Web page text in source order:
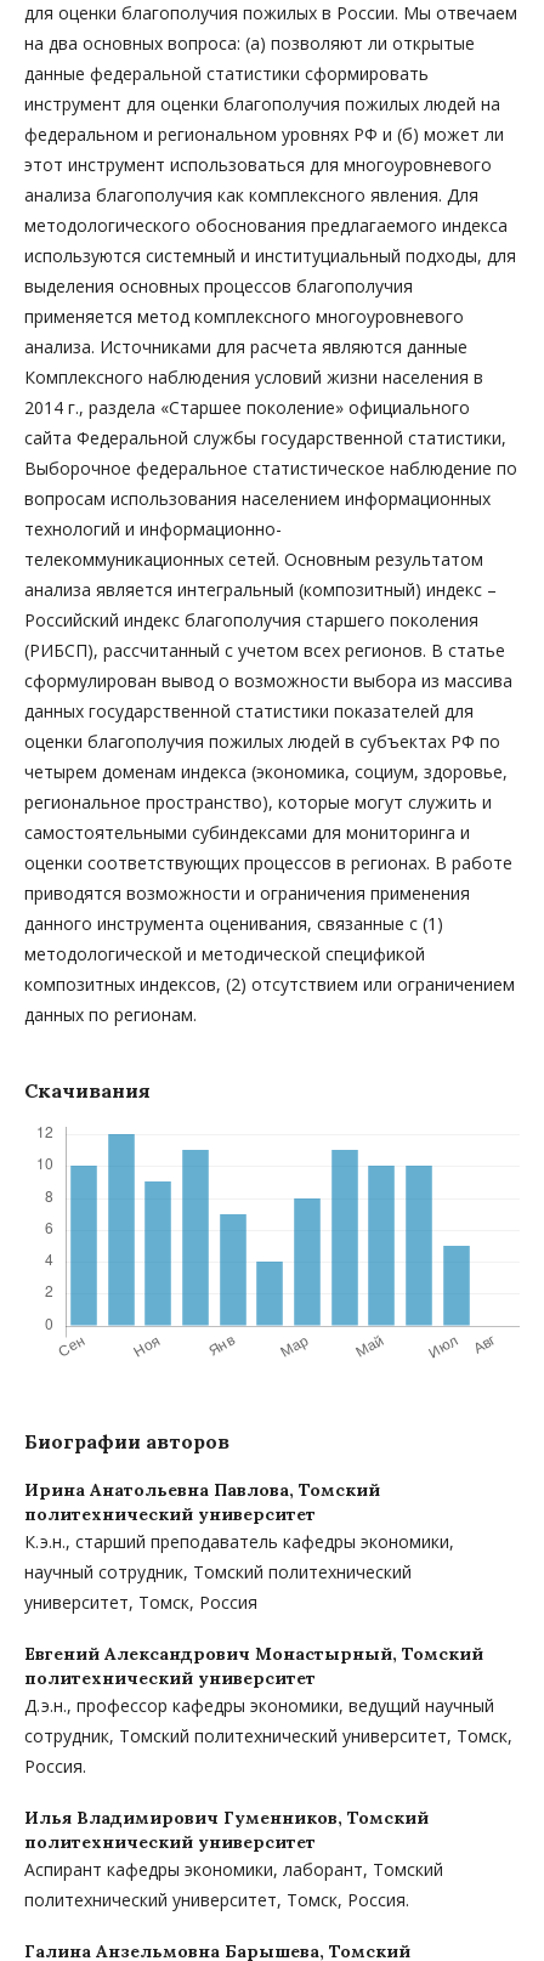
для оценки благополучия пожилых в России. Мы отвечаем
на два основных вопроса: (а) позволяют ли открытые
данные федеральной статистики сформировать
инструмент для оценки благополучия пожилых людей на
федеральном и региональном уровнях РФ и (б) может ли
этот инструмент использоваться для многоуровневого
анализа благополучия как комплексного явления. Для
методологического обоснования предлагаемого индекса
используются системный и институциальный подходы, для
выделения основных процессов благополучия
применяется метод комплексного многоуровневого
анализа. Источниками для расчета являются данные
Комплексного наблюдения условий жизни населения в
2014 г., раздела «Старшее поколение» официального
сайта Федеральной службы государственной статистики,
Выборочное федеральное статистическое наблюдение по
вопросам использования населением информационных
технологий и информационно-
телекоммуникационных сетей. Основным результатом
анализа является интегральный (композитный) индекс –
Российский индекс благополучия старшего поколения
(РИБСП), рассчитанный с учетом всех регионов. В статье
сформулирован вывод о возможности выбора из массива
данных государственной статистики показателей для
оценки благополучия пожилых людей в субъектах РФ по
четырем доменам индекса (экономика, социум, здоровье,
региональное пространство), которые могут служить и
самостоятельными субиндексами для мониторинга и
оценки соответствующих процессов в регионах. В работе
приводятся возможности и ограничения применения
данного инструмента оценивания, связанные с (1)
методологической и методической спецификой
композитных индексов, (2) отсутствием или ограничением
данных по регионам.
Скачивания
Биографии авторов
Ирина Анатольевна Павлова, Томский
политехнический университет
К. э.н., старший преподаватель кафедры экономики,
научный сотрудник, Томский политехнический
университет, Томск, Россия
Евгений Александрович Монастырный, Томский
политехнический университет
Д. э.н., профессор кафедры экономики, ведущий научный
сотрудник, Томский политехнический университет, Томск,
Россия.
Илья Владимирович Гуменников, Томский
политехнический университет
Аспирант кафедры экономики, лаборант, Томский
политехнический университет, Томск, Россия.
Галина Анзельмовна Барышева, Томский